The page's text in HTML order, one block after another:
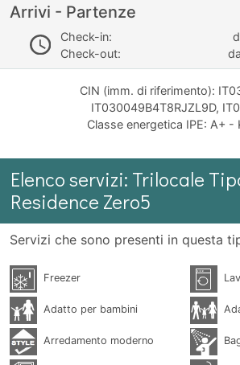
Arrivi - Partenze
Check-in:
Check-out:
CIN (imm. di riferimento):
IT030049B4T8RJZL9D,
Classe energetica IPE: A+ -
Elenco servizi: Trilocale
Residence Zero5
Servizi che sono presenti in questa
Freezer
Adatto per bambini
Arredamento moderno